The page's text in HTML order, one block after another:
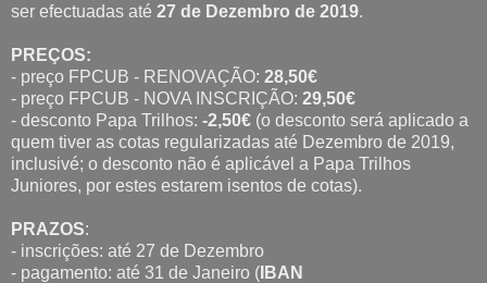
ser efectuadas até 27 de Dezembro de 2019.
PREÇOS:
- preço FPCUB - RENOVAÇÃO: 28,50€
- preço FPCUB - NOVA INSCRIÇÃO: 29,50€
- desconto Papa Trilhos: -2,50€ (o desconto será aplicado a
quem tiver as cotas regularizadas até Dezembro de 2019,
inclusivé; o desconto não é aplicável a Papa Trilhos
Juniores, por estes estarem isentos de cotas).
PRAZOS:
- inscrições: até 27 de Dezembro
- pagamento: até 31 de Janeiro ( IBAN